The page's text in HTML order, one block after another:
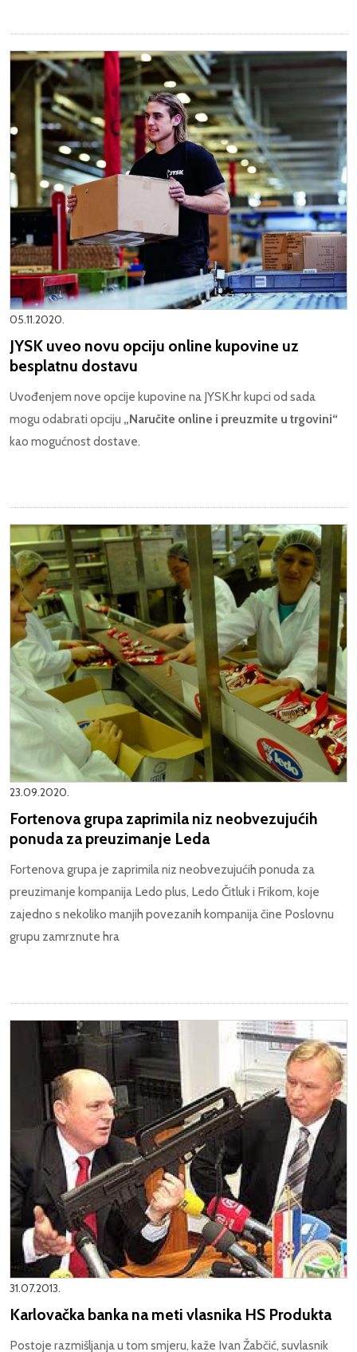
05.11.2020.
JYSK uveo novu opciju online kupovine uz
besplatnu dostavu
Uvođenjem nove opcije kupovine na JYSK.hr kupci od sada
mogu odabrati opciju „Naručite online i preuzmite u trgovini“
kao mogućnost dostave.
23.09.2020.
Fortenova grupa zaprimila niz neobvezujućih
ponuda za preuzimanje Leda
Fortenova grupa je zaprimila niz neobvezujućih ponuda za
preuzimanje kompanija Ledo plus, Ledo Čitluk i Frikom, koje
zajedno s nekoliko manjih povezanih kompanija čine Poslovnu
grupu zamrznute hra
31.07.2013.
Karlovačka banka na meti vlasnika HS Produkta
Postoje razmišljanja u tom smjeru, kaže Ivan Žabčić, suvlasnik